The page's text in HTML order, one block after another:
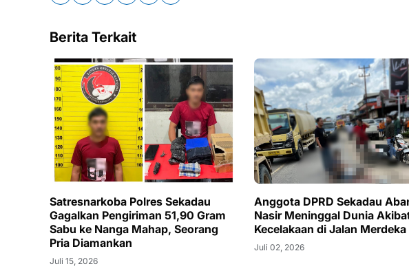
Berita Terkait
Satresnarkoba Polres Sekadau
Gagalkan Pengiriman 51,90 Gram
Sabu ke Nanga Mahap, Seorang
Pria Diamankan
Juli 15, 2026
Anggota DPRD Sekadau
Nasir Meninggal Dunia
Kecelakaan di Jalan
Juli 02, 2026